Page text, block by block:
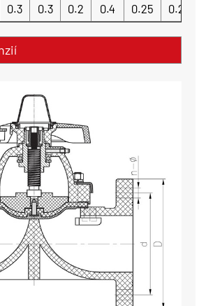
0.3 0.3 0.2 0.4 0.25 0.2